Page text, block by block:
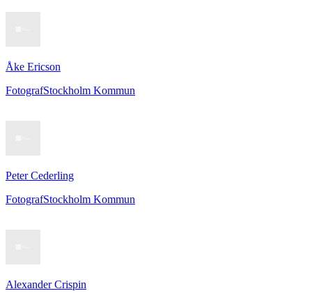
Åke Ericson
FotografStockholm Kommun
Peter Cederling
FotografStockholm Kommun
Alexander Crispin